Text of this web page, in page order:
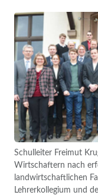
Schulleiter Freimut
Wirtschaftern nach
landwirtschaftlichen
Lehrerkollegium und